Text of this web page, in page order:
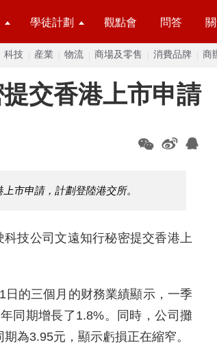
學徒計劃 觀點會 問答
科技 産業 物流 商場及零售 消費品牌 商
交香港上市申請
市申請，計劃登陸港交所。
技公司文遠知行秘密提交香港上
的三個月的财務業績顯示，一季
同期增長了1.8%。同時，公司攤
為3.95元，顯示虧損正在縮窄。